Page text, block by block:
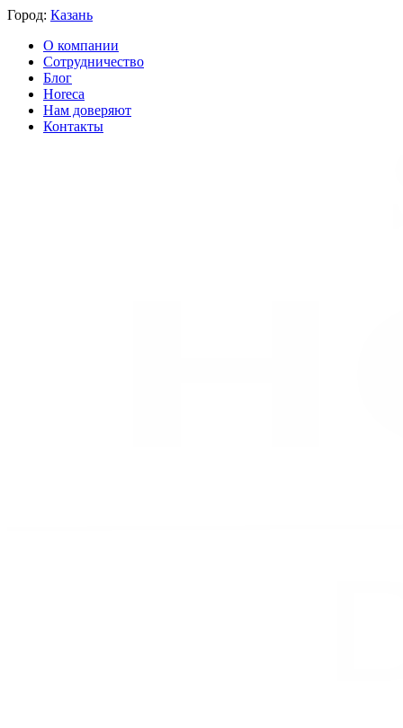
Город: Казань
О компании
Сотрудничество
Блог
Horeca
Нам доверяют
Контакты